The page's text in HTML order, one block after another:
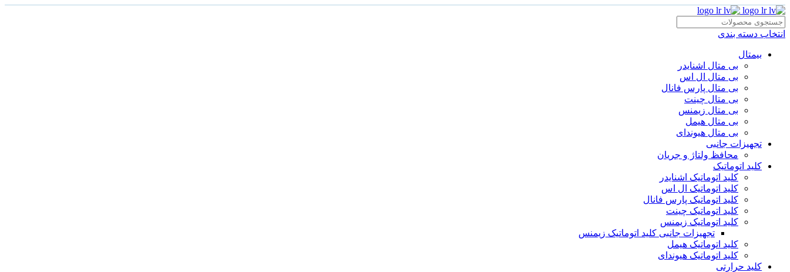
انتخاب دسته بندی
بیمتال
بی متال اشنایدر
بی متال ال اس
بی متال پارس فانال
بی متال چینت
بی متال زیمنس
بی متال هیمل
بی متال هیوندای
تجهیزات جانبی
محافظ ولتاژ و‌ جریان
کلید اتوماتیک
کلید اتوماتیک اشنایدر
کلید اتوماتیک ال اس
کلید اتوماتیک پارس فانال
کلید اتوماتیک چینت
کلید اتوماتیک زیمنس
تجهیزات جانبی کلید اتوماتیک زیمنس
کلید اتوماتیک هیمل
کلید اتوماتیک هیوندای
کلید حرارتی